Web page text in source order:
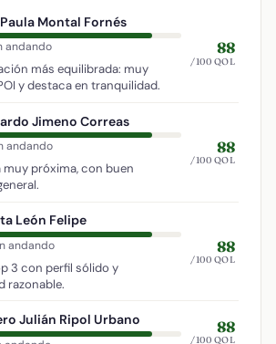
Montal Fornés
andando
más equilibrada: muy
y destaca en tranquilidad.
88
/100 QOL
Jimeno Correas
andando
próxima, con buen
88
/100 QOL
León Felipe
andando
3 con perfil sólido y
razonable.
88
/100 QOL
Julián Ripol Urbano 88
/100 QOL